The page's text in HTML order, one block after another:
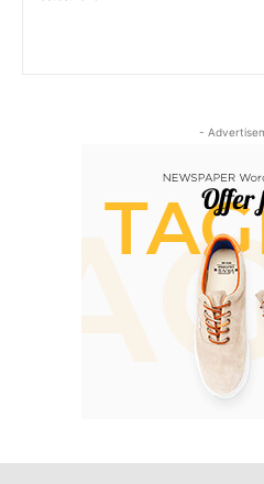
-